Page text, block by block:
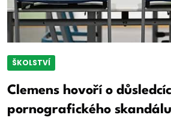
ŠKOLSTVÍ
Clemens hovoří o
pornografického